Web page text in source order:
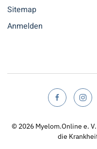
Sitemap
Anmelden
© 2026 Myelom.Online e.
die